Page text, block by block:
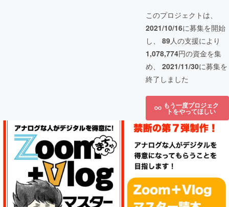
このプロジェクトは、
2021/10/16に募集を開始
し、 89人の支援により
1,078,774円の資金を集
め、 2021/11/30に募集を
終了しました
もう一度プロジェク
トをやってほしい